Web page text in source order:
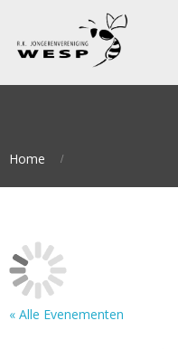
Home
« Alle Evenementen